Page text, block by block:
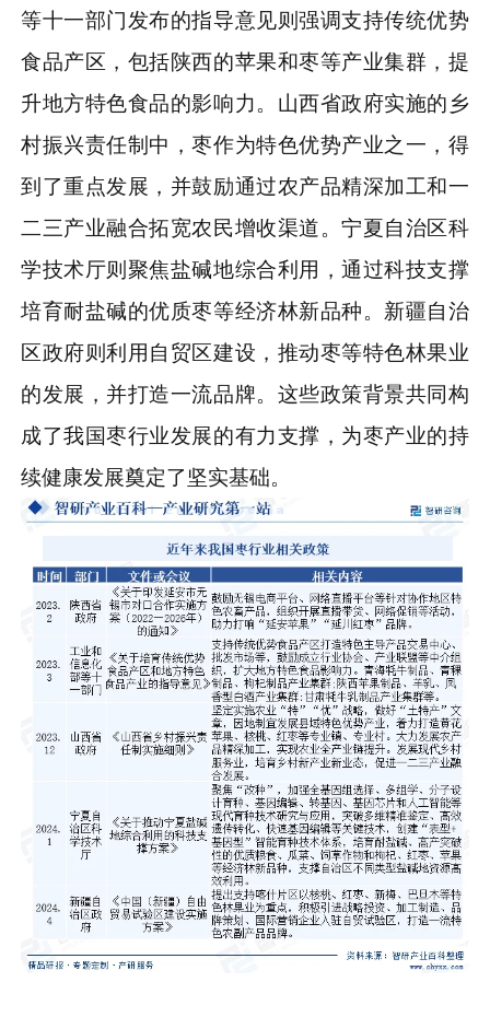
等十一部门发布的指导意见则强调支持传统优势
食品产区，包括陕西的苹果和枣等产业集群，提
升地方特色食品的影响力。山西省政府实施的乡
村振兴责任制中，枣作为特色优势产业之一，得
到了重点发展，并鼓励通过农产品精深加工和一
二三产业融合拓宽农民增收渠道。宁夏自治区科
学技术厅则聚焦盐碱地综合利用，通过科技支撑
培育耐盐碱的优质枣等经济林新品种。新疆自治
区政府则利用自贸区建设，推动枣等特色林果业
的发展，并打造一流品牌。这些政策背景共同构
成了我国枣行业发展的有力支撑，为枣产业的持
续健康发展奠定了坚实基础。